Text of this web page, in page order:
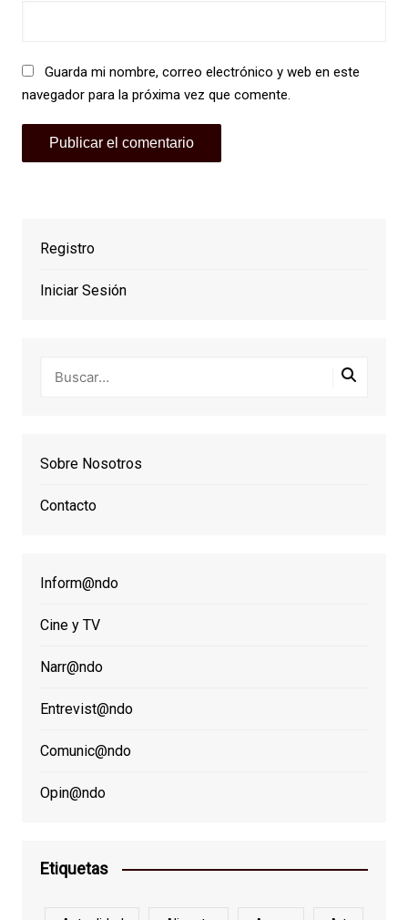
Guarda mi nombre, correo electrónico y web en este
navegador para la próxima vez que comente.
Registro
Iniciar Sesión
Sobre Nosotros
Contacto
Inform@ndo
Cine y TV
Narr@ndo
Entrevist@ndo
Comunic@ndo
Opin@ndo
Etiquetas